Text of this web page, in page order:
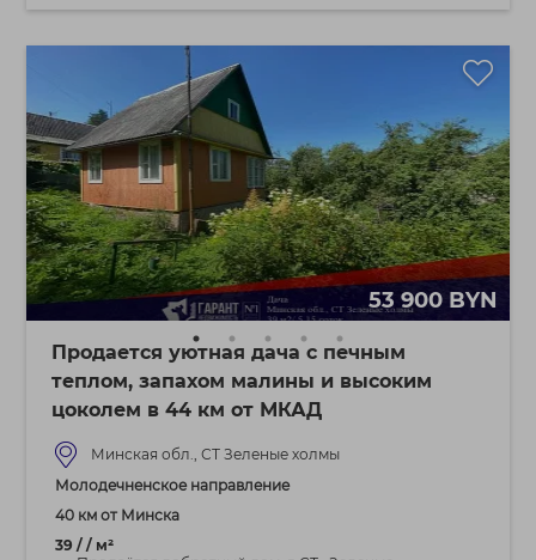
53 900 BYN
Продается уютная дача с печным
теплом, запахом малины и высоким
цоколем в 44 км от МКАД
Минская обл., СТ Зеленые холмы
Молодечненское направление
40 км от Минска
39 / / м²